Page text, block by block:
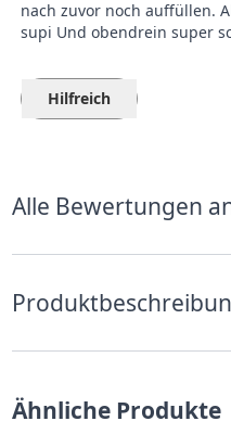
nach zuvor noch auffüllen.
supi Und obendrein super
Hilfreich
Alle Bewertungen
Ähnliche Produkte